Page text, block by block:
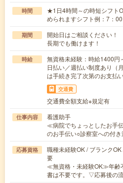
時間
★1日4時間～の時短シフト
められますシフト例：7：
期間
開始日はご相談ください
長期でも働けます！
時給
無資格未経験：時給1400
日払い／週払い制度あり（
は手続き完了次第のお支払
交通費
交通費全額支給※規定有
仕事内容
看護助手
≪病院でちょっとしたお手
のお手伝い○診察室への付
応募資格
職種未経験OK / ブランク
要
≪無資格・未経験OK≫年
書は不要です。▽応募後の